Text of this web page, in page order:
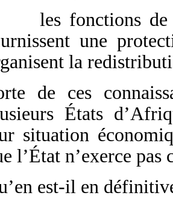
les fonctions
une
la
de ces
États
situation
l’État n’exerce pas
est-il en